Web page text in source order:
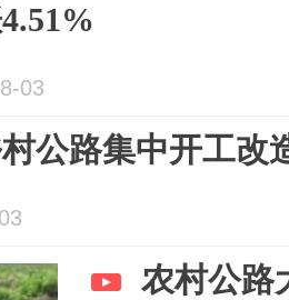
03
公路集中开工改
农村公路